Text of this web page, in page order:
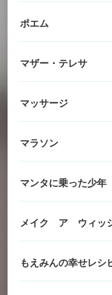
ポエム
マザー・テレサ
マッサージ
マラソン
マンタに乗った少年
メイク ア ウィッ
もえみんの幸せレシ